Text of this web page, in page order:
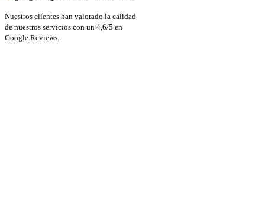
Nuestros clientes han valorado la calidad
de nuestros servicios con un 4,6/5 en
Google Reviews.